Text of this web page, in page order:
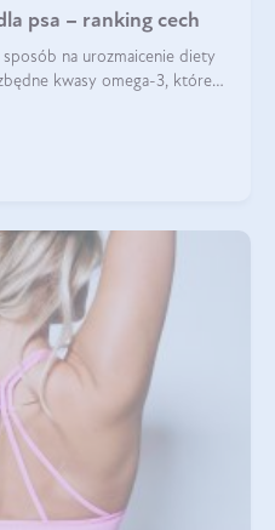
psa – ranking cech
na urozmaicenie diety
kwasy omega-3, które